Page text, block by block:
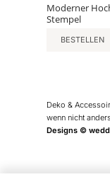
Moderner
Stempel
BESTELLEN
Deko &
wenn nicht
Designs ©